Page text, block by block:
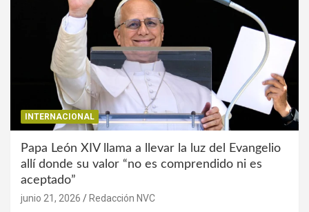
INTERNACIONAL
Papa León XIV llama a llevar la luz del Evangelio
allí donde su valor “no es comprendido ni es
aceptado”
junio 21, 2026 Redacción NVC